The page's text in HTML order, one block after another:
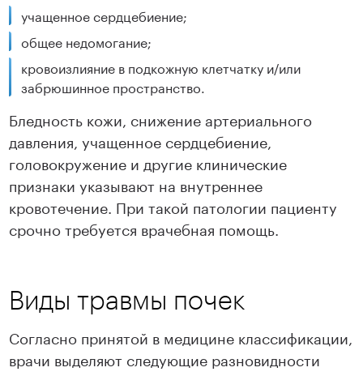
учащенное сердцебиение;
общее недомогание;
кровоизлияние в подкожную клетчатку и/или
забрюшинное пространство.
Бледность кожи, снижение артериального
давления, учащенное сердцебиение,
головокружение и другие клинические
признаки указывают на внутреннее
кровотечение. При такой патологии пациенту
срочно требуется врачебная помощь.
Виды травмы почек
Согласно принятой в медицине классификации,
врачи выделяют следующие разновидности